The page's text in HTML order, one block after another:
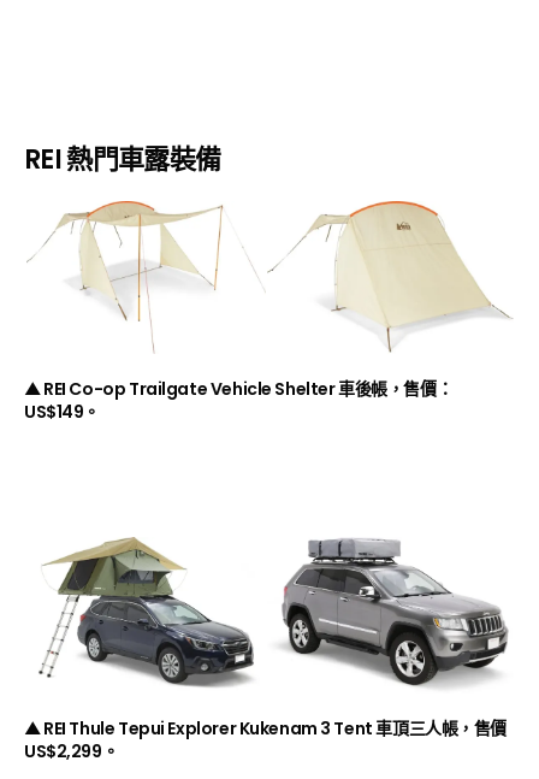
REI 熱門車露裝備
▲ REI Co-op Trailgate Vehicle Shelter 車後帳，售價：
US$149。
▲ REI Thule Tepui Explorer Kukenam 3 Tent 車頂三人帳，售價
US$2,299。